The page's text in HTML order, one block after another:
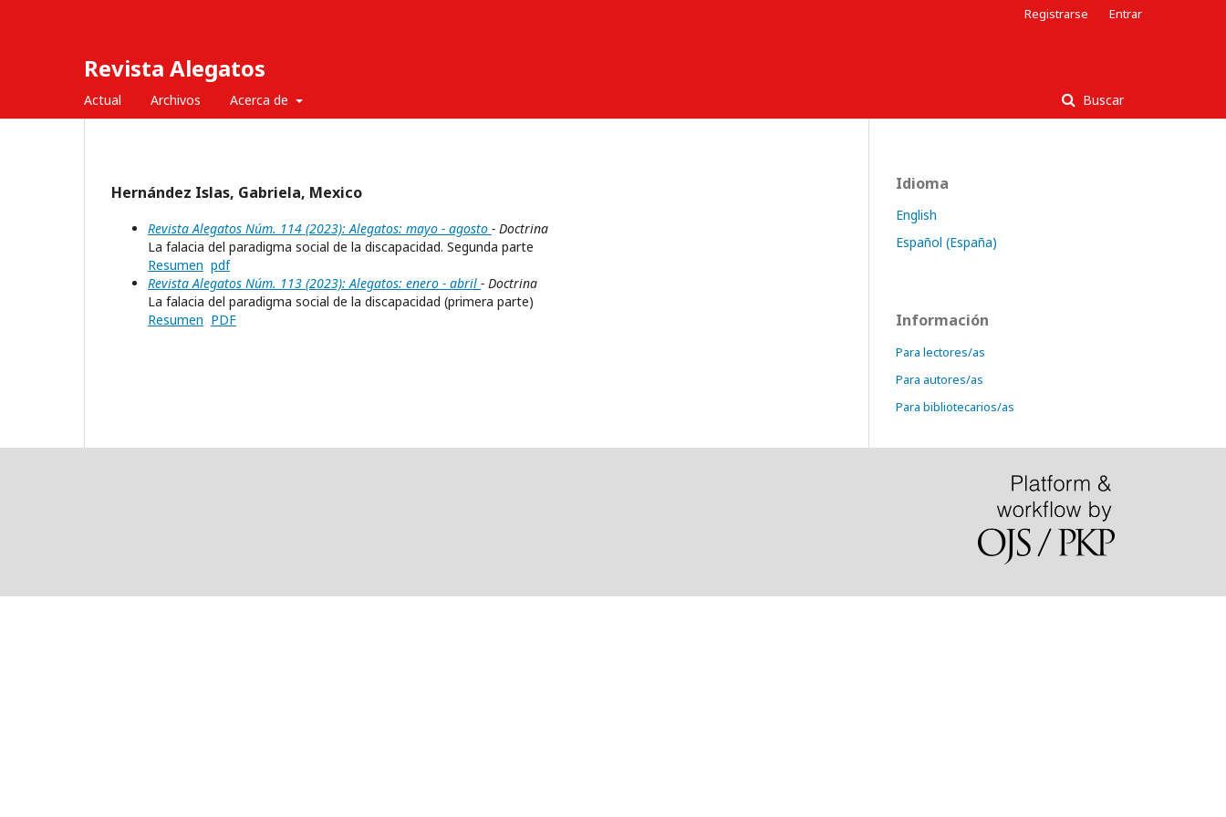
Revista Alegatos
Actual Archivos Acerca de Buscar
Registrarse Entrar
Hernández Islas, Gabriela, Mexico
Revista Alegatos Núm. 114 (2023): Alegatos: mayo - agosto - Doctrina
La falacia del paradigma social de la discapacidad. Segunda parte
Resumen pdf
Revista Alegatos Núm. 113 (2023): Alegatos: enero - abril - Doctrina
La falacia del paradigma social de la discapacidad (primera parte)
Resumen PDF
Idioma
English
Español (España)
Información
Para lectores/as
Para autores/as
Para bibliotecarios/as